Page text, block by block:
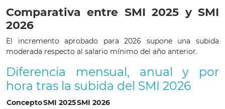
Comparativa entre SMI 2025 y SMI
2026
El incremento aprobado para 2026 supone una subida
moderada respecto al salario mínimo del año anterior.
Diferencia mensual, anual y por
hora tras la subida del SMI 2026
ConceptoSMI 2025SMI 2026